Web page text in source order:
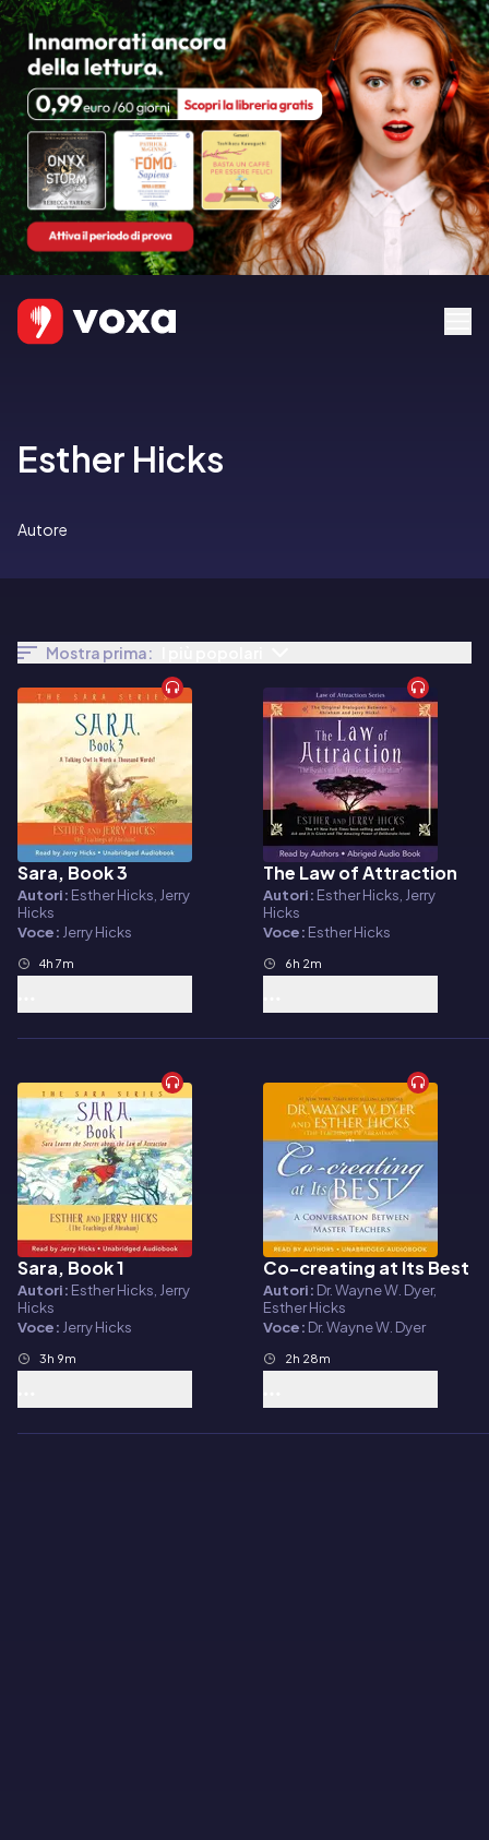
Esther Hicks
Autore
Mostra prima:
Audiolibro
Sara, Book 3
Autori: Esther Hicks, Jerry
Hicks
Voce: Jerry Hicks
4h 7m
Audiolibro
The Law of Attraction
Autori: Esther Hicks, Jerry
Hicks
Voce: Esther Hicks
6h 2m
Audiolibro
Sara, Book 1
Autori: Esther Hicks, Jerry
Hicks
Voce: Jerry Hicks
3h 9m
Audiolibro
Co-creating at Its Best
Autori: Dr. Wayne W. Dyer,
Esther Hicks
Voce: Dr. Wayne W. Dyer
2h 28m